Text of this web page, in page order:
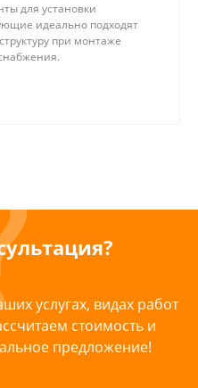
для установки
идеально подходят
при монтаже
услугах, видах работ
стоимость и
предложение!